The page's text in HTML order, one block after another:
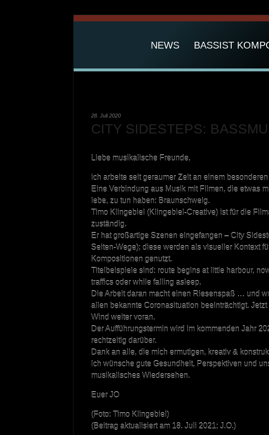
NEWS BASSIST
28. Juli 2020
CITY SIDESTEPS:
Liebe musikalische Freunde,
ich arbeite seit geraumer Zeit an einem
Eine Verbindung aus Musik mit Filmen, die etwas
lebe, zu tun haben: Braunschweig.
Timo Klingebiel (Klingebiel-Creative) ist für die
zuständig.
Er hat großartige Szenen eingefangen – City
Seiten-Wege); diese werden als visueller Kontext
Kompositionen genutzt.
Titelbeispiele sind: route begins at little harbour,
traffics oder while falling asleep.
Die Arbeit daran macht einen Riesenspaß … und
allen bekannte Coronasituation beeinträchtigt.
Wind weiter voran.
Der Aufführungstermin wird im kommenden Jahr
rechtzeitig darüber.
Dank an alle, die mich ermutigen, kreativ &
Ich wünsche gute Gesundheit, Perspektiven und
musikalisches Wiedersehen.
Euer JO
(Foto: Timo Klingebiel)
(Beitrag aktualisiert am 18. Juli 2021; J.O.)